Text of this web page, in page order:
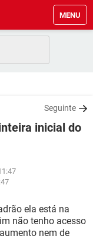
MENU
Seguinte
inicial do
ela está na
não tenho acesso
nem de